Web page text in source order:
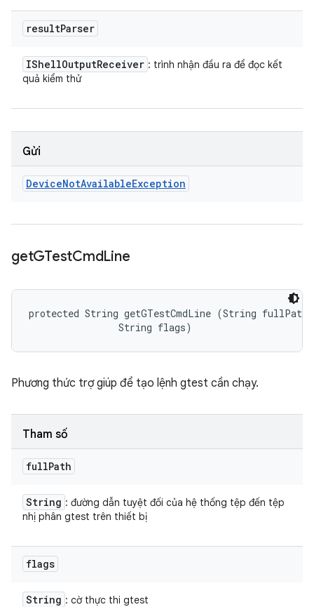
resultParser
IShellOutputReceiver : trình nhận đầu ra để đọc kết
quả kiểm thử
Gửi
DeviceNotAvailableException
getGTestCmdLine
protected String getGTestCmdLine (String
                String flags)
Phương thức trợ giúp để tạo lệnh gtest cần chạy.
Tham số
fullPath
String : đường dẫn tuyệt đối của hệ thống tệp đến tệp
nhị phân gtest trên thiết bị
flags
String : cờ thực thi gtest